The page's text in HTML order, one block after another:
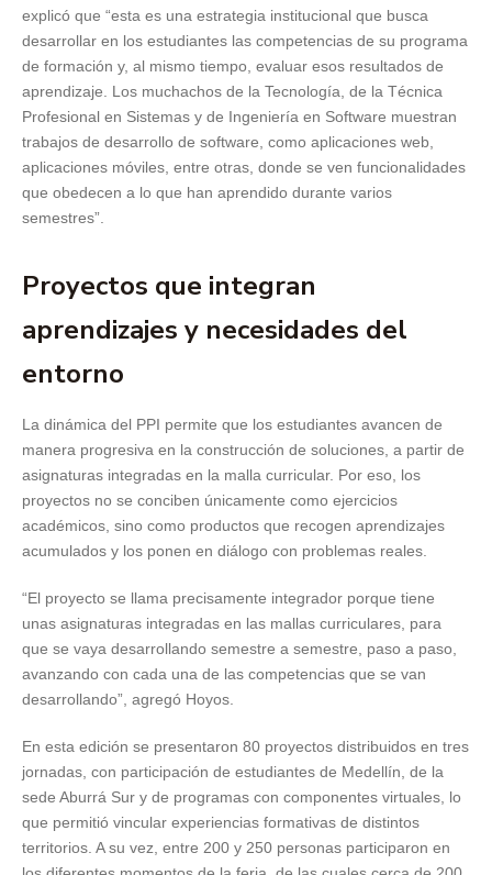
explicó que “esta es una estrategia institucional que busca
desarrollar en los estudiantes las competencias de su programa
de formación y, al mismo tiempo, evaluar esos resultados de
aprendizaje. Los muchachos de la Tecnología, de la Técnica
Profesional en Sistemas y de Ingeniería en Software muestran
trabajos de desarrollo de software, como aplicaciones web,
aplicaciones móviles, entre otras, donde se ven funcionalidades
que obedecen a lo que han aprendido durante varios
semestres”.
Proyectos que integran
aprendizajes y necesidades del
entorno
La dinámica del PPI permite que los estudiantes avancen de
manera progresiva en la construcción de soluciones, a partir de
asignaturas integradas en la malla curricular. Por eso, los
proyectos no se conciben únicamente como ejercicios
académicos, sino como productos que recogen aprendizajes
acumulados y los ponen en diálogo con problemas reales.
“El proyecto se llama precisamente integrador porque tiene
unas asignaturas integradas en las mallas curriculares, para
que se vaya desarrollando semestre a semestre, paso a paso,
avanzando con cada una de las competencias que se van
desarrollando”, agregó Hoyos.
En esta edición se presentaron 80 proyectos distribuidos en tres
jornadas, con participación de estudiantes de Medellín, de la
sede Aburrá Sur y de programas con componentes virtuales, lo
que permitió vincular experiencias formativas de distintos
territorios. A su vez, entre 200 y 250 personas participaron en